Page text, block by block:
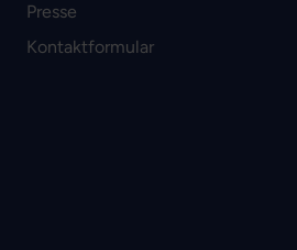
Presse
Kontaktformular